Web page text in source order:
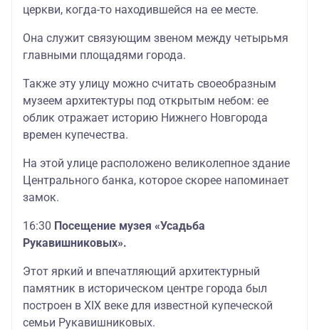
церкви, когда-то находившейся на ее месте.
Она служит связующим звеном между четырьмя
главными площадями города.
Также эту улицу можно считать своеобразным
музеем архитектуры под открытым небом: ее
облик отражает историю Нижнего Новгорода
времен купечества.
На этой улице расположено великолепное здание
Центрального банка, которое скорее напоминает
замок.
16:30 Посещение музея «Усадьба
Рукавишниковых».
Этот яркий и впечатляющий архитектурный
памятник в историческом центре города был
построен в XIX веке для известной купеческой
семьи Рукавишниковых.